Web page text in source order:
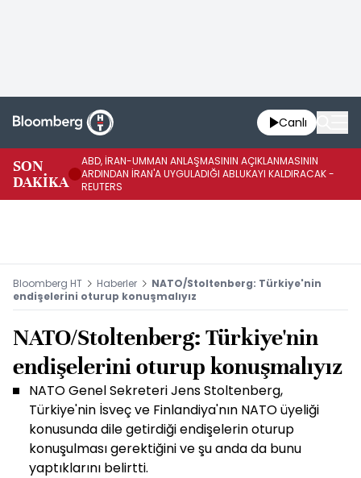
Canlı
SON
DAKİKA
ABD, İRAN-UMMAN ANLAŞMASININ AÇIKLANMASININ
ARDINDAN İRAN'A UYGULADIĞI ABLUKAYI KALDIRACAK -
REUTERS
Bloomberg HT Haberler
NATO/Stoltenberg: Türkiye'nin
endişelerini oturup konuşmalıyız
NATO/Stoltenberg: Türkiye'nin
endişelerini oturup konuşmalıyız
NATO Genel Sekreteri Jens Stoltenberg,
Türkiye'nin İsveç ve Finlandiya'nın NATO üyeliği
konusunda dile getirdiği endişelerin oturup
konuşulması gerektiğini ve şu anda da bunu
yaptıklarını belirtti.